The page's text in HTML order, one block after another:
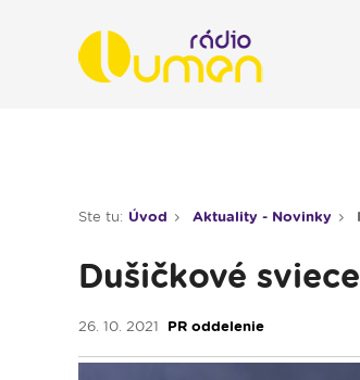
Ste tu: Úvod Aktuality - Novinky
Dušičkové
26. 10. 2021 PR oddelenie
Moderované relácie
Pre deti
Piesne na želanie